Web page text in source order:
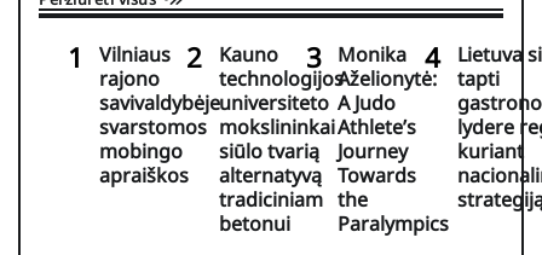
Vilniaus
rajono
savivaldybėje
svarstomos
mobingo
apraiškos
Kauno
technologijos
universiteto
mokslininkai
siūlo tvarią
alternatyvą
tradiciniam
betonui
Monika
Aželionytė:
A Judo
Athlete’s
Journey
Towards
the
Paralympics
Lietuva
tapti
lydere
kuriant